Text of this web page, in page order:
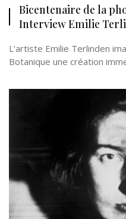
Bicentenaire de la
Interview Emilie
L’artiste Emilie Terlinden
Botanique une création